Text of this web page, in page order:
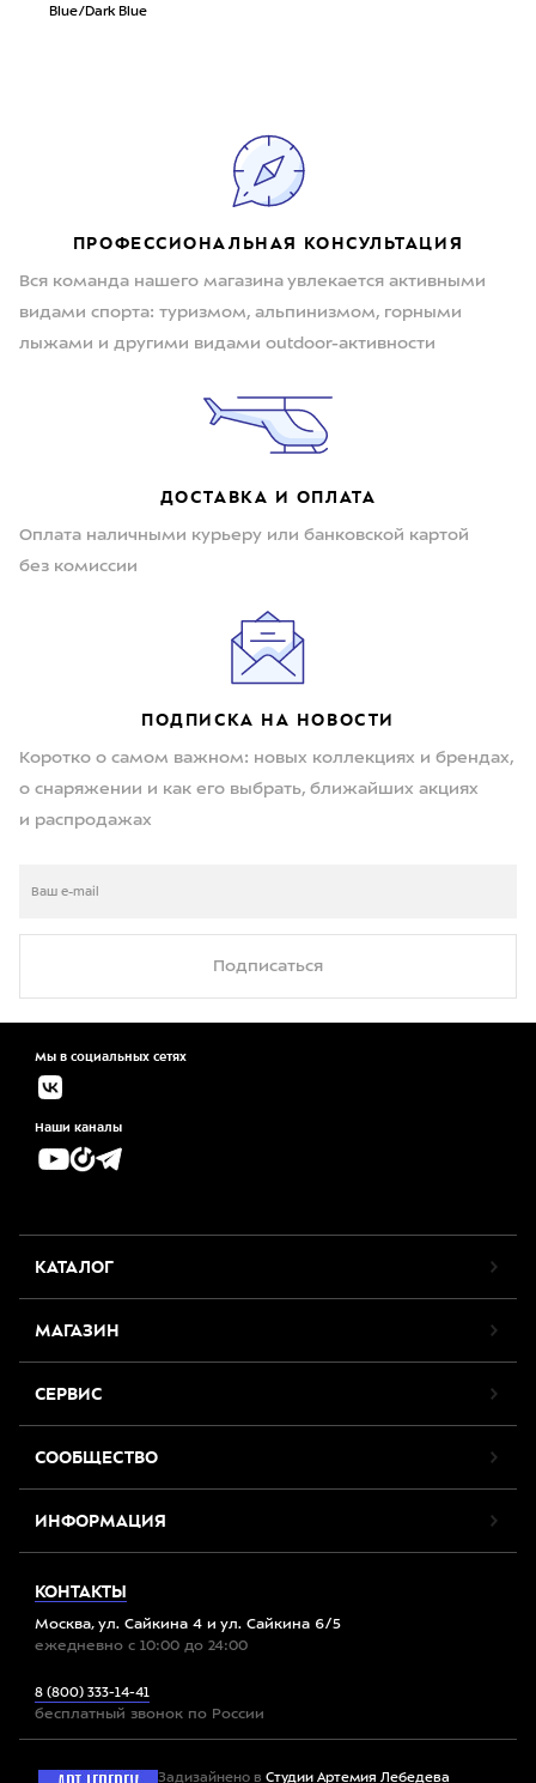
Blue/Dark Blue
ПРОФЕССИОНАЛЬНАЯ КОНСУЛЬТАЦИЯ
Вся команда нашего магазина увлекается активными
видами спорта: туризмом, альпинизмом, горными
лыжами и другими видами outdoor-активности
ДОСТАВКА И ОПЛАТА
Оплата наличными курьеру или банковской картой
без комиссии
ПОДПИСКА НА НОВОСТИ
Коротко о самом важном: новых коллекциях и брендах,
о снаряжении и как его выбрать, ближайших акциях
и распродажах
Подписаться
Мы в социальных сетях
Наши каналы
КАТАЛОГ
МАГАЗИН
СЕРВИС
СООБЩЕСТВО
ИНФОРМАЦИЯ
КОНТАКТЫ
Москва, ул. Сайкина 4 и ул. Сайкина 6/5
ежедневно с 10:00 до 24:00
8 (800) 333-14-41
бесплатный звонок по России
Задизайнено в Студии Артемия Лебедева